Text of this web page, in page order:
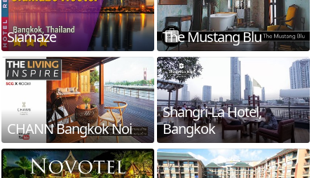
Siamaze The Mustang Blu
CHANN Bangkok Noi
Shangri-La Hotel,
Bangkok